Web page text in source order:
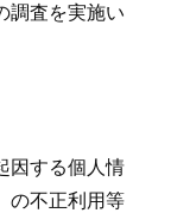
調査を実施い
因する個人情
の不正利用等